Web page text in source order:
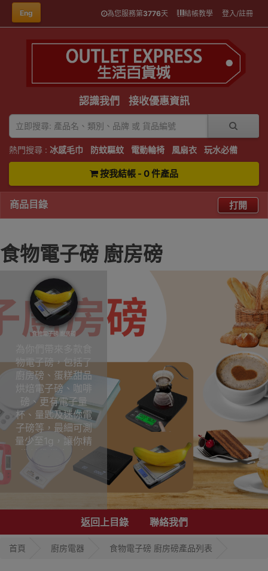
Eng 為您服務第3776天 結帳教學 登入/註冊
認識我們 接收優惠資訊
熱門搜尋 : 冰感毛巾 防蚊驅蚊 電動輪椅 風扇衣 玩水必備
按我結帳 - 0 件產品
商品目錄 打開
食物電子磅 廚房磅
食物電子磅 廚房磅
物電子磅，包括了
廚房磅、蛋糕甜品
烘焙電子磅、咖啡
磅、更有電子量
杯、量匙及迷你電
子磅等，最細可測
量少至1g，讓你精
準地準備食品食
材，量食物、面
粉、咖啡、調味料
合作手沖咖啡。
食物電子磅款式眾
多，最新型號價格
返回上目錄 聯絡我們
首頁 廚房電器 食物電子磅 廚房磅產品列表